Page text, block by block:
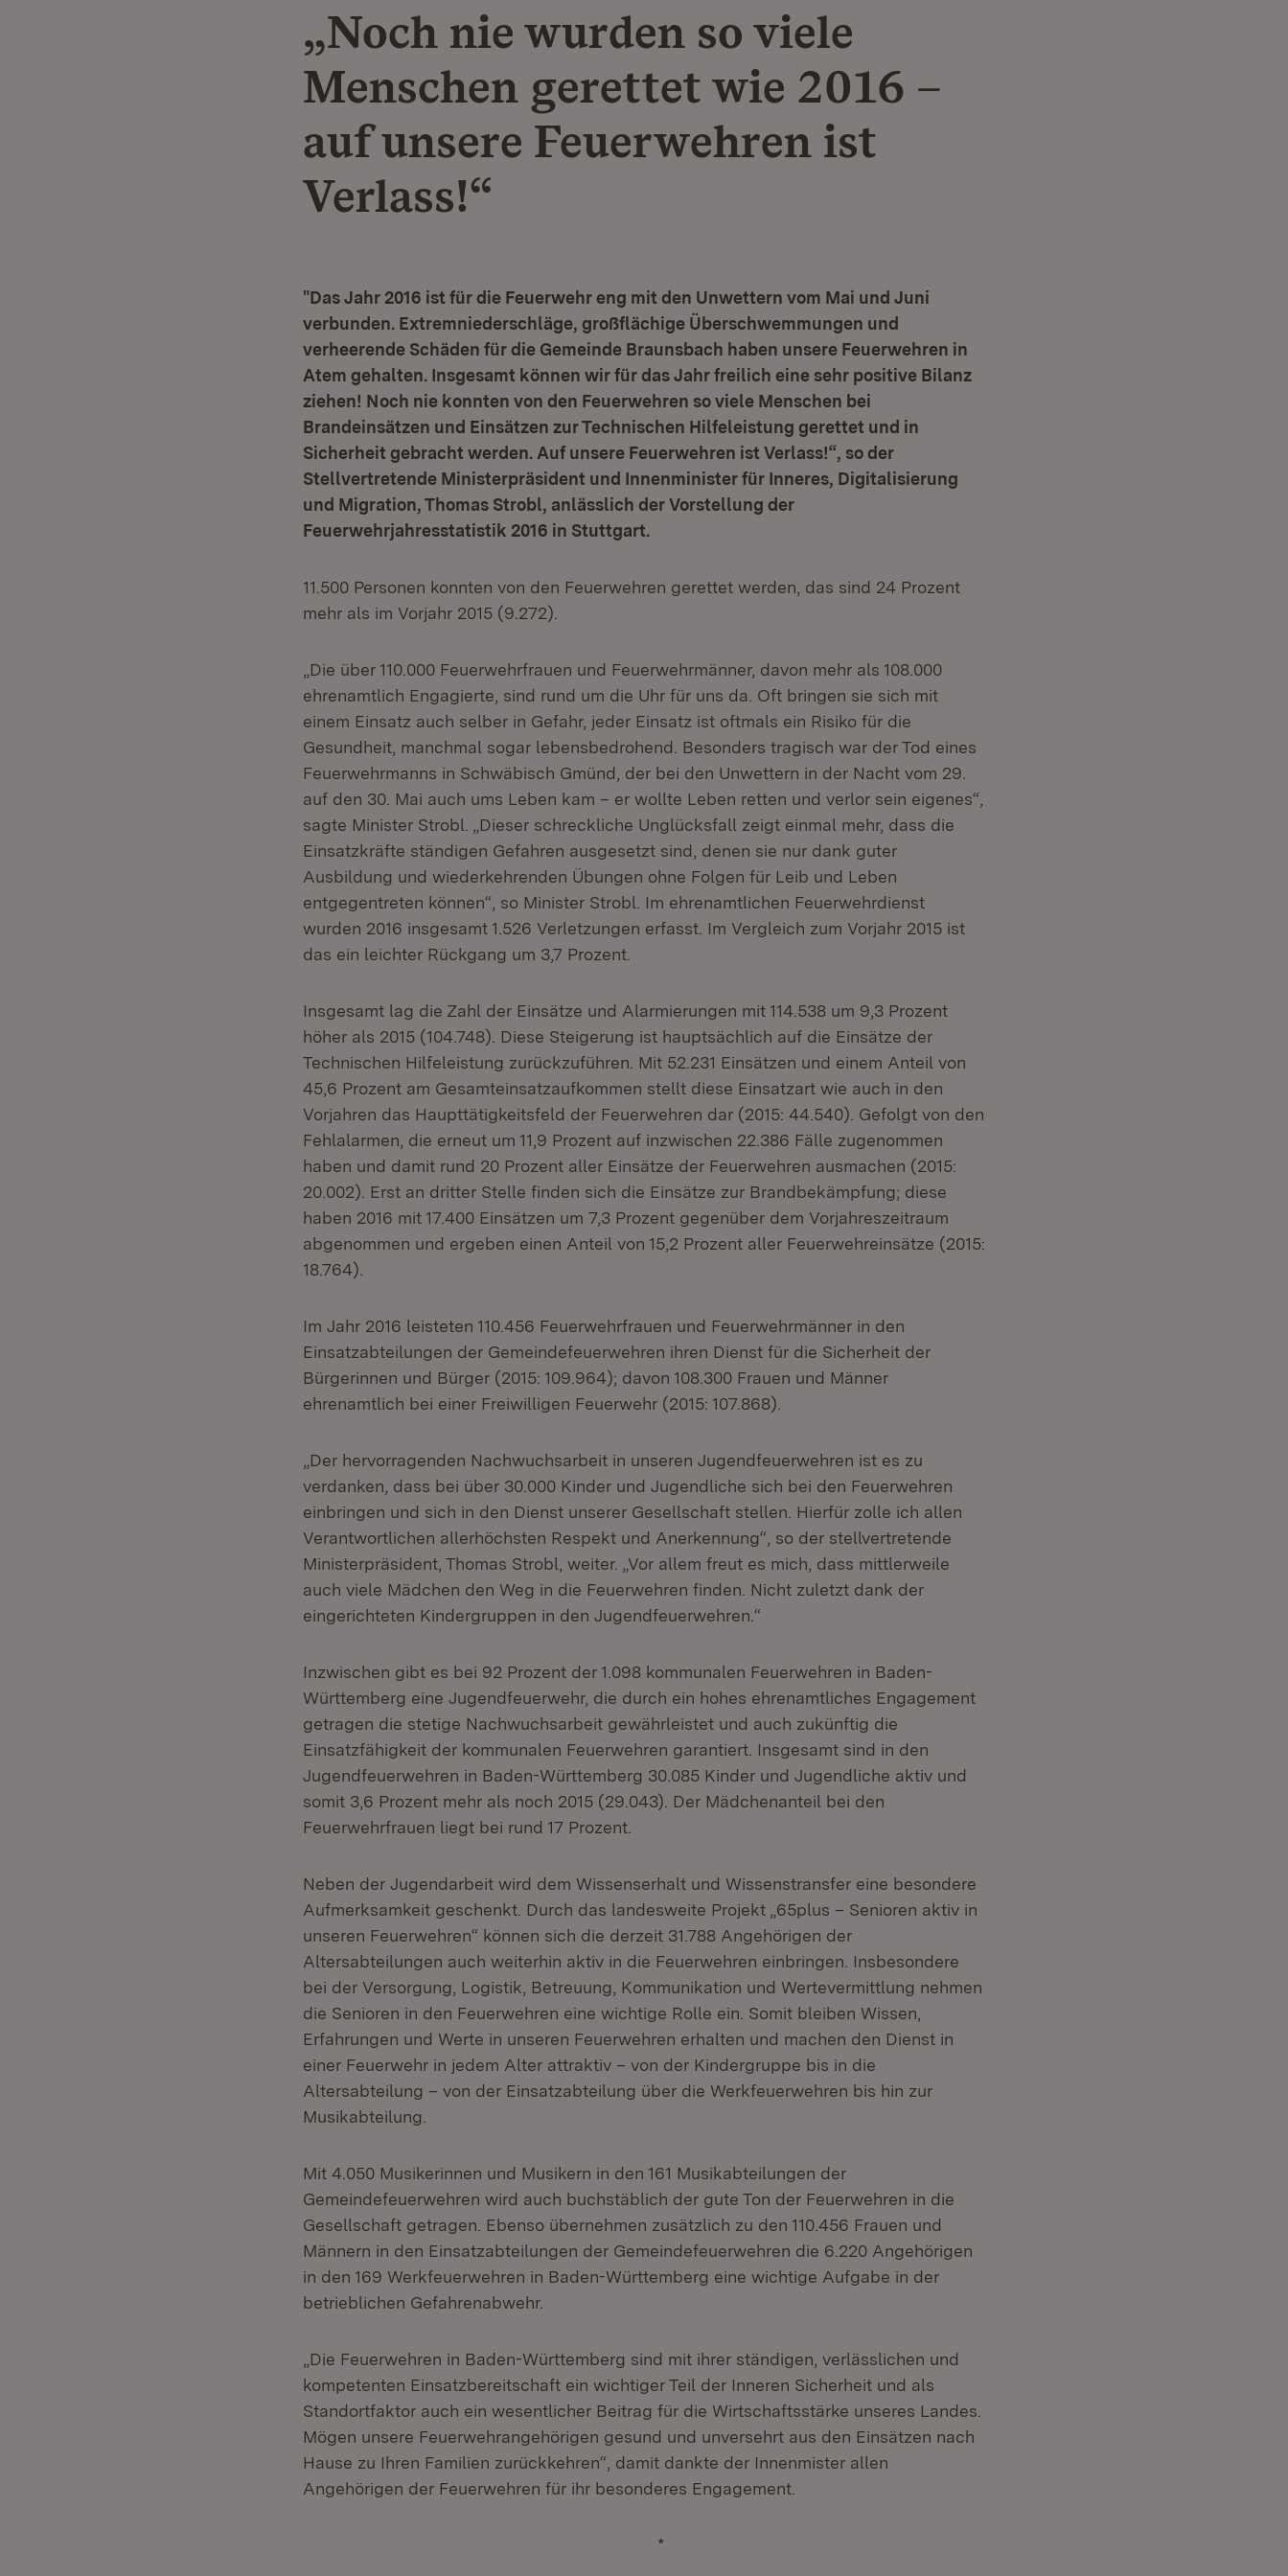
„Noch nie wurden so viele
Menschen gerettet wie 2016 –
auf unsere Feuerwehren ist
Verlass!“
"Das Jahr 2016 ist für die Feuerwehr eng mit den Unwettern vom Mai und Juni
verbunden. Extremniederschläge, großflächige Überschwemmungen und
verheerende Schäden für die Gemeinde Braunsbach haben unsere Feuerwehren in
Atem gehalten. Insgesamt können wir für das Jahr freilich eine sehr positive Bilanz
ziehen! Noch nie konnten von den Feuerwehren so viele Menschen bei
Brandeinsätzen und Einsätzen zur Technischen Hilfeleistung gerettet und in
Sicherheit gebracht werden. Auf unsere Feuerwehren ist Verlass!“, so der
Stellvertretende Ministerpräsident und Innenminister für Inneres, Digitalisierung
und Migration, Thomas Strobl, anlässlich der Vorstellung der
Feuerwehrjahresstatistik 2016 in Stuttgart.
11.500 Personen konnten von den Feuerwehren gerettet werden, das sind 24 Prozent
mehr als im Vorjahr 2015 (9.272).
„Die über 110.000 Feuerwehrfrauen und Feuerwehrmänner, davon mehr als 108.000
ehrenamtlich Engagierte, sind rund um die Uhr für uns da. Oft bringen sie sich mit
einem Einsatz auch selber in Gefahr, jeder Einsatz ist oftmals ein Risiko für die
Gesundheit, manchmal sogar lebensbedrohend. Besonders tragisch war der Tod eines
Feuerwehrmanns in Schwäbisch Gmünd, der bei den Unwettern in der Nacht vom 29.
auf den 30. Mai auch ums Leben kam – er wollte Leben retten und verlor sein eigenes“,
sagte Minister Strobl. „Dieser schreckliche Unglücksfall zeigt einmal mehr, dass die
Einsatzkräfte ständigen Gefahren ausgesetzt sind, denen sie nur dank guter
Ausbildung und wiederkehrenden Übungen ohne Folgen für Leib und Leben
entgegentreten können“, so Minister Strobl. Im ehrenamtlichen Feuerwehrdienst
wurden 2016 insgesamt 1.526 Verletzungen erfasst. Im Vergleich zum Vorjahr 2015 ist
das ein leichter Rückgang um 3,7 Prozent.
Insgesamt lag die Zahl der Einsätze und Alarmierungen mit 114.538 um 9,3 Prozent
höher als 2015 (104.748). Diese Steigerung ist hauptsächlich auf die Einsätze der
Technischen Hilfeleistung zurückzuführen. Mit 52.231 Einsätzen und einem Anteil von
45,6 Prozent am Gesamteinsatzaufkommen stellt diese Einsatzart wie auch in den
Vorjahren das Haupttätigkeitsfeld der Feuerwehren dar (2015: 44.540). Gefolgt von den
Fehlalarmen, die erneut um 11,9 Prozent auf inzwischen 22.386 Fälle zugenommen
haben und damit rund 20 Prozent aller Einsätze der Feuerwehren ausmachen (2015:
20.002). Erst an dritter Stelle finden sich die Einsätze zur Brandbekämpfung; diese
haben 2016 mit 17.400 Einsätzen um 7,3 Prozent gegenüber dem Vorjahreszeitraum
abgenommen und ergeben einen Anteil von 15,2 Prozent aller Feuerwehreinsätze (2015:
18.764).
Im Jahr 2016 leisteten 110.456 Feuerwehrfrauen und Feuerwehrmänner in den
Einsatzabteilungen der Gemeindefeuerwehren ihren Dienst für die Sicherheit der
Bürgerinnen und Bürger (2015: 109.964); davon 108.300 Frauen und Männer
ehrenamtlich bei einer Freiwilligen Feuerwehr (2015: 107.868).
„Der hervorragenden Nachwuchsarbeit in unseren Jugendfeuerwehren ist es zu
verdanken, dass bei über 30.000 Kinder und Jugendliche sich bei den Feuerwehren
einbringen und sich in den Dienst unserer Gesellschaft stellen. Hierfür zolle ich allen
Verantwortlichen allerhöchsten Respekt und Anerkennung“, so der stellvertretende
Ministerpräsident, Thomas Strobl, weiter. „Vor allem freut es mich, dass mittlerweile
auch viele Mädchen den Weg in die Feuerwehren finden. Nicht zuletzt dank der
eingerichteten Kindergruppen in den Jugendfeuerwehren.“
Inzwischen gibt es bei 92 Prozent der 1.098 kommunalen Feuerwehren in Baden-
Württemberg eine Jugendfeuerwehr, die durch ein hohes ehrenamtliches Engagement
getragen die stetige Nachwuchsarbeit gewährleistet und auch zukünftig die
Einsatzfähigkeit der kommunalen Feuerwehren garantiert. Insgesamt sind in den
Jugendfeuerwehren in Baden-Württemberg 30.085 Kinder und Jugendliche aktiv und
somit 3,6 Prozent mehr als noch 2015 (29.043). Der Mädchenanteil bei den
Feuerwehrfrauen liegt bei rund 17 Prozent.
Neben der Jugendarbeit wird dem Wissenserhalt und Wissenstransfer eine besondere
Aufmerksamkeit geschenkt. Durch das landesweite Projekt „65plus – Senioren aktiv in
unseren Feuerwehren“ können sich die derzeit 31.788 Angehörigen der
Altersabteilungen auch weiterhin aktiv in die Feuerwehren einbringen. Insbesondere
bei der Versorgung, Logistik, Betreuung, Kommunikation und Wertevermittlung nehmen
die Senioren in den Feuerwehren eine wichtige Rolle ein. Somit bleiben Wissen,
Erfahrungen und Werte in unseren Feuerwehren erhalten und machen den Dienst in
einer Feuerwehr in jedem Alter attraktiv – von der Kindergruppe bis in die
Altersabteilung – von der Einsatzabteilung über die Werkfeuerwehren bis hin zur
Musikabteilung.
Mit 4.050 Musikerinnen und Musikern in den 161 Musikabteilungen der
Gemeindefeuerwehren wird auch buchstäblich der gute Ton der Feuerwehren in die
Gesellschaft getragen. Ebenso übernehmen zusätzlich zu den 110.456 Frauen und
Männern in den Einsatzabteilungen der Gemeindefeuerwehren die 6.220 Angehörigen
in den 169 Werkfeuerwehren in Baden-Württemberg eine wichtige Aufgabe in der
betrieblichen Gefahrenabwehr.
„Die Feuerwehren in Baden-Württemberg sind mit ihrer ständigen, verlässlichen und
kompetenten Einsatzbereitschaft ein wichtiger Teil der Inneren Sicherheit und als
Standortfaktor auch ein wesentlicher Beitrag für die Wirtschaftsstärke unseres Landes.
Mögen unsere Feuerwehrangehörigen gesund und unversehrt aus den Einsätzen nach
Hause zu Ihren Familien zurückkehren“, damit dankte der Innenmister allen
Angehörigen der Feuerwehren für ihr besonderes Engagement.
*